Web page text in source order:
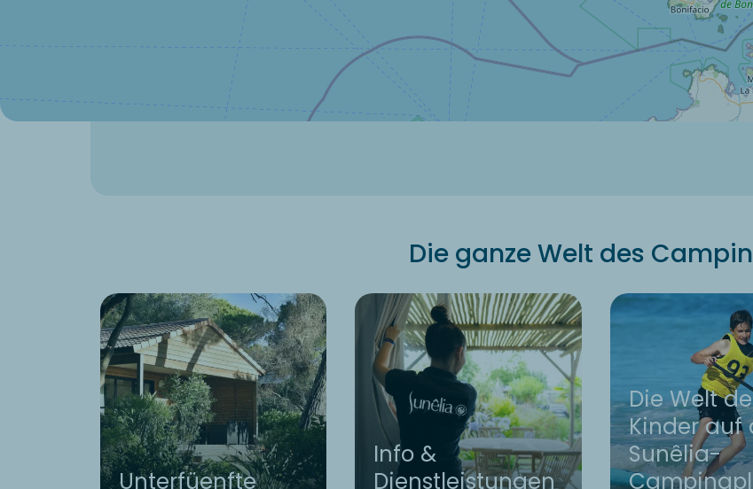
Die ganze Welt des
Unterfüenfte
Info &
Dienstleistungen
Die Welt
Kinder auf
Sunêlia-